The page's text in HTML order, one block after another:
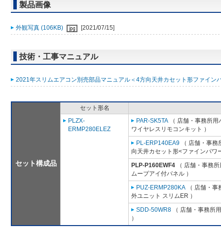
製品画像
外観写真 (106KB) [2021/07/15]
技術・工事マニュアル
2021年スリムエアコン別売部品マニュアル＜4方向天井カセット形ファイン
セット構成品
セット形名
PLZX-
ERMP280ELEZ
PAR-SK5TA （ 店舗・事務所
ワイヤレスリモコンキット ）
PL-ERP140EA9 （ 店舗・事
向天井カセット形<ファインパワ
PLP-P160EWF4 （ 店舗・事務
ムーブアイ付パネル ）
PUZ-ERMP280KA （ 店舗・
外ユニット スリムER ）
SDD-50WR8 （ 店舗・事務所
）